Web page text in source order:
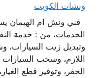
ونشات الكويت
فني ونش ام الهيمان
الخدمات، من : خدمة
وتبديل زيت السيارات،
اللازم، وسحب
الحفر، وتوفير قطع